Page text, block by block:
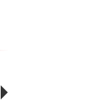
Octombrie